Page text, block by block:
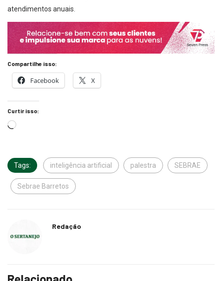
atendimentos anuais.
Compartilhe isso:
Facebook X
Curtir isso:
Tags: inteligência artificial palestra SEBRAE
Sebrae Barretos
Redação